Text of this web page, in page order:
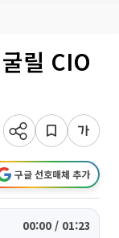
릴 CIO
구글 선호매체 추가
00:00 / 01:23